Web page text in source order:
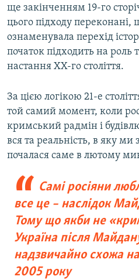
ще закінченням 19-го
цього підходу переконані,
ознаменувала перехід
початок підходить на роль
настання ХХ-го століття.
За цією логікою 21-е
той самий момент, коли
кримський радмін і
вся та реальність, в яку
почалася саме в лютому
Самі росіяни
все це – наслідок
Тому що якби не
Україна після
надзвичайно схожа
2005 року